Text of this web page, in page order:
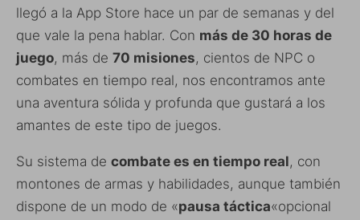
llegó a la App Store hace un par de semanas y del
que vale la pena hablar. Con más de 30 horas de
juego, más de 70 misiones, cientos de NPC o
combates en tiempo real, nos encontramos ante
una aventura sólida y profunda que gustará a los
amantes de este tipo de juegos.
Su sistema de combate es en tiempo real, con
montones de armas y habilidades, aunque también
dispone de un modo de «pausa táctica«opcional